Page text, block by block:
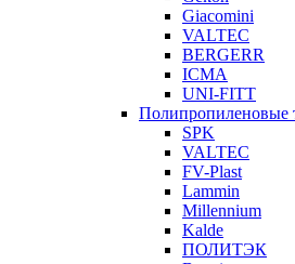
Giacomini
VALTEC
BERGERR
ICMA
UNI-FITT
Полипропиленовые
SPK
VALTEC
FV-Plast
Lammin
Millennium
Kalde
ПОЛИТЭК